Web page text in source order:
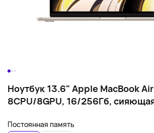
Ноутбук 13.6" Apple MacBook
8CPU/8GPU, 16/256Гб,
Постоянная память